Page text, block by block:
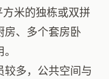
米的独栋或双拼
房、多个套房卧
较多，公共空间与